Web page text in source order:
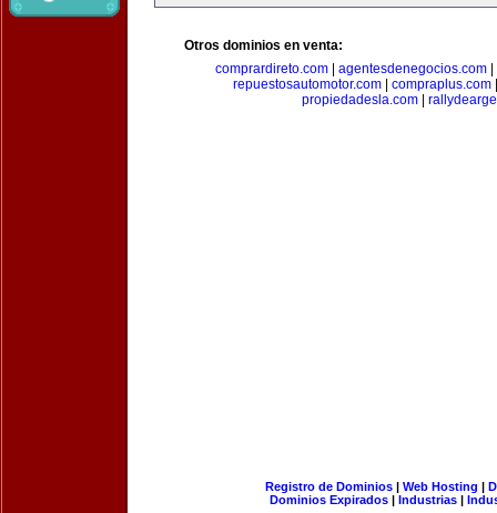
Otros dominios en venta:
comprardireto.com| agentesdenegocios.com|
repuestosautomotor.com
compraplus.com
propiedadesla.com|
Registro de Dominios| Web Hosting |
Dominios Expirados | Industrias |